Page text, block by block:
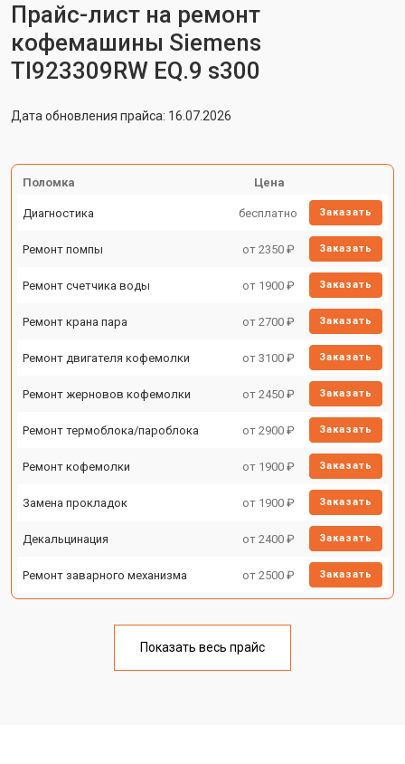
Прайс-лист на ремонт
кофемашины Siemens
TI923309RW EQ.9 s300
Дата обновления прайса: 16.07.2026
Поломка Цена
Диагностика бесплатно Заказать
Ремонт помпы от 2350 ₽ Заказать
Ремонт счетчика воды от 1900 ₽ Заказать
Ремонт крана пара от 2700 ₽ Заказать
Ремонт двигателя кофемолки от 3100 ₽ Заказать
Ремонт жерновов кофемолки от 2450 ₽ Заказать
Ремонт термоблока/пароблока от 2900 ₽ Заказать
Ремонт кофемолки от 1900 ₽ Заказать
Замена прокладок от 1900 ₽ Заказать
Декальцинация от 2400 ₽ Заказать
Ремонт заварного механизма от 2500 ₽ Заказать
Показать весь прайс